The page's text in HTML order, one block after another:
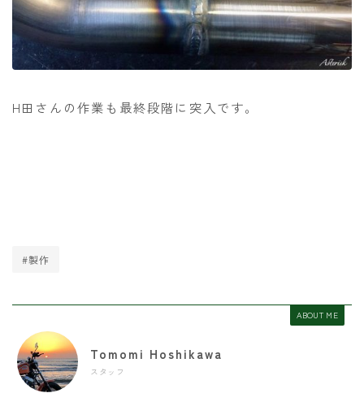
H田さんの作業も最終段階に突入です。
#製作
ABOUT ME
Tomomi Hoshikawa
スタッフ